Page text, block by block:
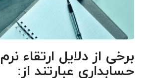
برخی از دلایل ارتقاء نرم
حسابداری عبارتند از: